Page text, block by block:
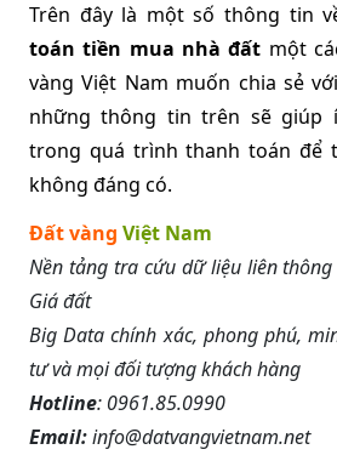
Trên đây là một số thông tin
toán tiền mua nhà đất một
vàng Việt Nam muốn chia sẻ
những thông tin trên sẽ giúp
trong quá trình thanh toán để
không đáng có.
Đất vàng Việt Nam
Nền tảng tra cứu dữ liệu liên
Giá đất
Big Data chính xác, phong phú,
tư và mọi đối tượng khách hàng
Hotline: 0961.85.0990
Email:info@datvangvietnam.net